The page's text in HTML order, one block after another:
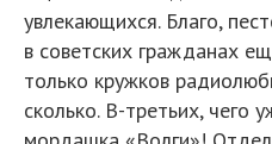
увлекающихся. Благо,
в советских гражданах
только кружков
сколько. В-третьих, чего